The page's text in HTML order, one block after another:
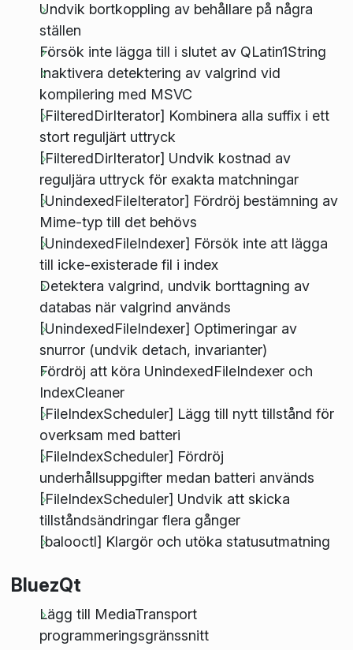
Undvik bortkoppling av behållare på några
ställen
Försök inte lägga till i slutet av QLatin1String
Inaktivera detektering av valgrind vid
kompilering med MSVC
[FilteredDirIterator] Kombinera alla suffix i ett
stort reguljärt uttryck
[FilteredDirIterator] Undvik kostnad av
reguljära uttryck för exakta matchningar
[UnindexedFileIterator] Fördröj bestämning av
Mime-typ till det behövs
[UnindexedFileIndexer] Försök inte att lägga
till icke-existerade fil i index
Detektera valgrind, undvik borttagning av
databas när valgrind används
[UnindexedFileIndexer] Optimeringar av
snurror (undvik detach, invarianter)
Fördröj att köra UnindexedFileIndexer och
IndexCleaner
[FileIndexScheduler] Lägg till nytt tillstånd för
overksam med batteri
[FileIndexScheduler] Fördröj
underhållsuppgifter medan batteri används
[FileIndexScheduler] Undvik att skicka
tillståndsändringar flera gånger
[balooctl] Klargör och utöka statusutmatning
BluezQt
Lägg till MediaTransport
programmeringsgränssnitt